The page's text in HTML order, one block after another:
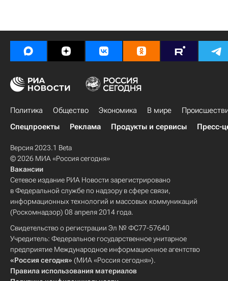
Политика Общество Экономика В мире
Спецпроекты
Реклама Продукты и сервисы Пресс-
Версия 2023.1 Beta
© 2026 МИА «Россия сегодня»
Вакансии
Сетевое издание РИА Новости зарегистрировано
в Федеральной службе по надзору в сфере связи,
информационных технологий и массовых коммуникаций
(Роскомнадзор) 08 апреля 2014 года.
Свидетельство о регистрации Эл № ФС77-57640
Учредитель: Федеральное государственное унитарное
предприятие Международное информационное агентство
«Россия сегодня» (МИА «Россия сегодня»).
Правила использования материалов